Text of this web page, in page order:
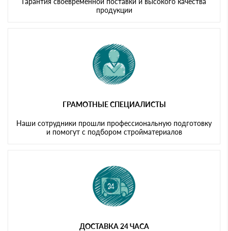
продукции
ГРАМОТНЫЕ СПЕЦИАЛИСТЫ
Наши сотрудники прошли профессиональную подготовку
и помогут с подбором стройматериалов
ДОСТАВКА 24 ЧАСА